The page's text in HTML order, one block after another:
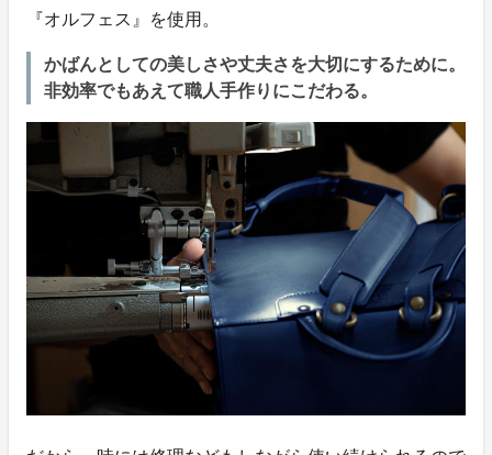
『オルフェス』を使用。
かばんとしての美しさや丈夫さを大切にするために。
非効率でもあえて職人手作りにこだわる。